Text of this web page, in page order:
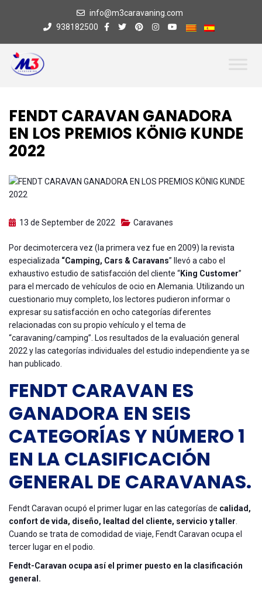
info@m3caravaning.com
938182500
FENDT CARAVAN GANADORA
EN LOS PREMIOS KÖNIG KUNDE
2022
13 de September de 2022 Caravanes
Por decimotercera vez (la primera vez fue en 2009) la revista
especializada “Camping, Cars & Caravans” llevó a cabo el
exhaustivo estudio de satisfacción del cliente “King Customer”
para el mercado de vehículos de ocio en Alemania. Utilizando un
cuestionario muy completo, los lectores pudieron informar o
expresar su satisfacción en ocho categorías diferentes
relacionadas con su propio vehículo y el tema de
“caravaning/camping”. Los resultados de la evaluación general
2022 y las categorías individuales del estudio independiente ya se
han publicado.
FENDT CARAVAN ES
GANADORA EN SEIS
CATEGORÍAS Y NÚMERO 1
EN LA CLASIFICACIÓN
GENERAL DE CARAVANAS.
Fendt Caravan ocupó el primer lugar en las categorías de calidad,
confort de vida, diseño, lealtad del cliente, servicio y taller
Cuando se trata de comodidad de viaje, Fendt Caravan ocupa el
tercer lugar en el podio.
Fendt-Caravan ocupa así el primer puesto en la clasificación
general.